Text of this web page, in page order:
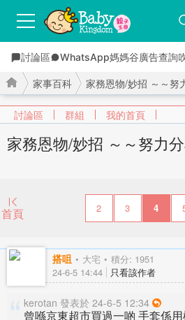
討論區 WhatsApp媽媽谷廣告查詢
討論區 群組 我的首頁
家事百科 家務恩物/妙招 ～～努
家務恩物/妙招 ～～努力
首頁 2 3 4
搭咀 大宅 積分: 1951
24-6-5 14:44 只看該作者
kerotan 發表於 24-6-5 12:34
曾喺京東超市買過一啲 手套係